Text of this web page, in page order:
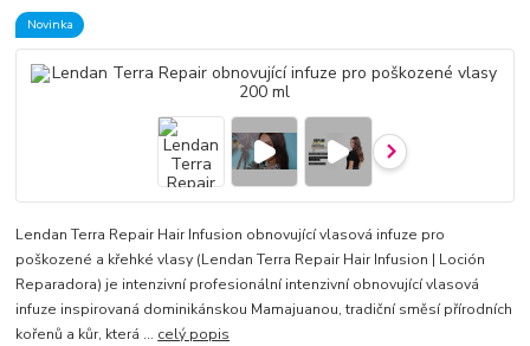
Novinka
Lendan Terra Repair Hair Infusion obnovující vlasová infuze pro
poškozené a křehké vlasy (Lendan Terra Repair Hair Infusion | Loción
Reparadora) je intenzivní profesionální intenzivní obnovující vlasová
infuze inspirovaná dominikánskou Mamajuanou, tradiční směsí přírodních
kořenů a kůr, která ... celý popis